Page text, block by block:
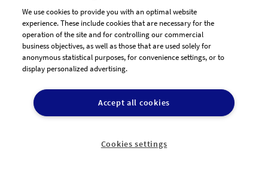
designenlassen im Vergleich
We use cookies to provide you with an optimal website
experience. These include cookies that are necessary for the
operation of the site and for controlling our commercial
business objectives, as well as those that are used solely for
anonymous statistical purposes, for convenience settings, or to
display personalized advertising.
Accept all cookies
Cookies settings